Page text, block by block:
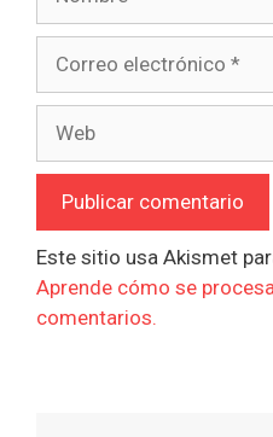
Este sitio usa Akismet
Aprende cómo se
comentarios.